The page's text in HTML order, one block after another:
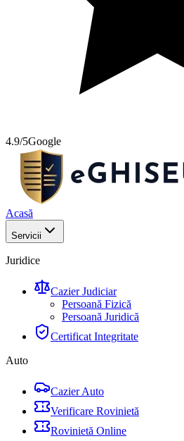
4.9/5Google
Acasă
Servicii
Juridice
Cazier Judiciar
Persoană Fizică
Persoană Juridică
Certificat Integritate
Auto
Cazier Auto
Verificare Rovinietă
Rovinietă Online